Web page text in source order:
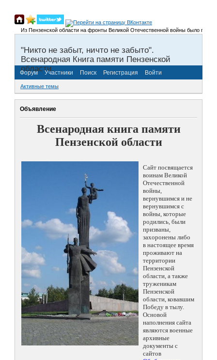
Из Пензенской области на фронты Великой Отечественной войны было
"Никто не забыт, ничто не забыто".
Всенародная Книга памяти Пензенской
области.
Форум Участники Поиск Регистрация Войти
Активные темы
Объявление
Всенародная книга памяти
Пензенской области
Сайт посвящается
воинам Великой
Отечественной
войны,
вернувшимся и не
вернувшимся с
войны, которые
родились, были
призваны,
захоронены либо
в настоящее время
проживают на
территории
Пензенской
области, а также
труженикам
Пензенской
области, ковавшим
Победу в тылу.
Основой
наполнения сайта
являются военные
архивные
документы с
сайтов